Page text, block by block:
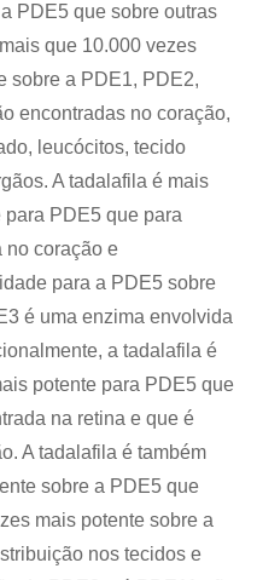
PDE5 que sobre outras
que 10.000 vezes
sobre a PDE1, PDE2,
encontradas no coração,
leucócitos, tecido
A tadalafila é mais
PDE5 que para
no coração e
para a PDE5 sobre
é uma enzima envolvida
a tadalafila é
potente para PDE5 que
na retina e que é
A tadalafila é também
sobre a PDE5 que
mais potente sobre a
nos tecidos e